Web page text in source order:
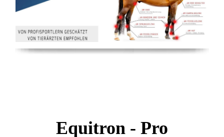
Equitron - Pro